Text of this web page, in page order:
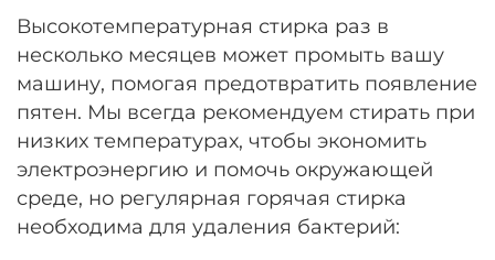
Высокотемпературная стирка раз в
несколько месяцев может промыть вашу
машину, помогая предотвратить появление
пятен. Мы всегда рекомендуем стирать при
низких температурах, чтобы экономить
электроэнергию и помочь окружающей
среде, но регулярная горячая стирка
необходима для удаления бактерий: